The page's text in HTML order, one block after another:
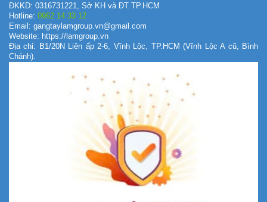
ĐKKD: 0316731221, Sở KH và ĐT TP.HCM
Hotline: 0962 14 33 12
Email: gangtaylamgroup.vn@gmail.com
Website: https://lamgroup.vn
Địa chỉ: B1/20N Liên ấp 2-6, Vĩnh Lộc, TP.HCM (Vĩnh Lộc A cũ, Bình
Chánh).